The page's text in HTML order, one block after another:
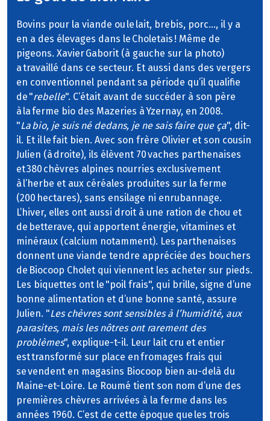
Bovins pour la viande ou le lait, brebis, porc…, il y a
en a des élevages dans le Choletais ! Même de
pigeons. Xavier Gaborit (à gauche sur la photo)
a travaillé dans ce secteur. Et aussi dans des vergers
en conventionnel pendant sa période qu’il qualifie
de "rebelle". C’était avant de succéder à son père
à la ferme bio des Mazeries à Yzernay, en 2008.
"La bio, je suis né dedans, je ne sais faire que ça", dit-
il. Et il le fait bien. Avec son frère Olivier et son cousin
Julien (à droite), ils élèvent 70 vaches parthenaises
et 380 chèvres alpines nourries exclusivement
à l’herbe et aux céréales produites sur la ferme
(200 hectares), sans ensilage ni enrubannage.
L’hiver, elles ont aussi droit à une ration de chou et
de betterave, qui apportent énergie, vitamines et
minéraux (calcium notamment). Les parthenaises
donnent une viande tendre appréciée des bouchers
de Biocoop Cholet qui viennent les acheter sur pieds.
Les biquettes ont le "poil frais", qui brille, signe d’une
bonne alimentation et d’une bonne santé, assure
Julien. "Les chèvres sont sensibles à l’humidité, aux
parasites, mais les nôtres ont rarement des
problèmes", explique-t-il. Leur lait cru et entier
est transformé sur place en fromages frais qui
se vendent en magasins Biocoop bien au-delà du
Maine-et-Loire. Le Roumé tient son nom d’une des
premières chèvres arrivées à la ferme dans les
années 1960. C’est de cette époque que les trois